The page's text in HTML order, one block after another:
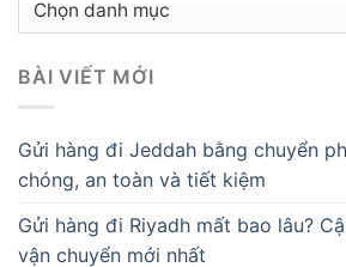
BÀI VIẾT MỚI
Gửi hàng đi Jeddah bằng chuyển
chóng, an toàn và tiết kiệm
Gửi hàng đi Riyadh mất bao lâu?
vận chuyển mới nhất